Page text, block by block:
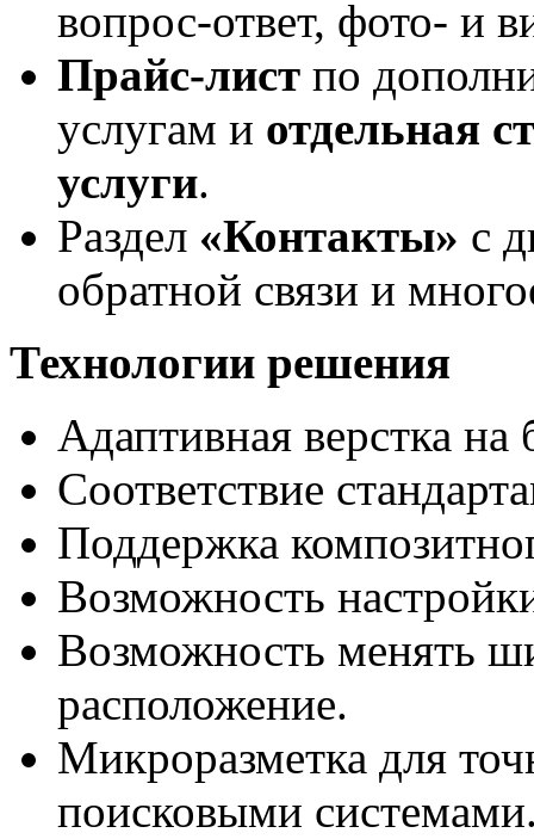
вопрос-ответ, фото- и
Прайс-лист по
услугам и отдельная
услуги.
Раздел «Контакты» с
обратной связи и
Технологии решения
Адаптивная верстка на
Соответствие
Поддержка
Возможность
Возможность менять
расположение.
Микроразметка для
поисковыми